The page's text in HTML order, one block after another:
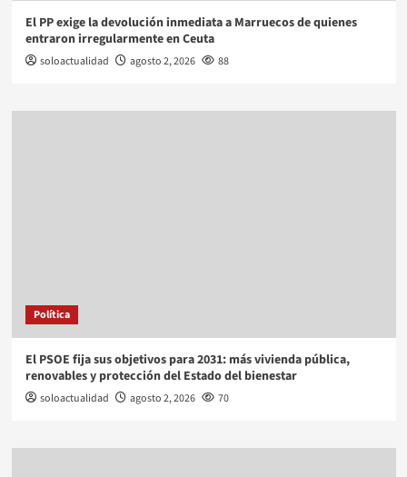
El PP exige la devolución inmediata a Marruecos de quienes
entraron irregularmente en Ceuta
soloactualidad agosto 2, 2026 88
Política
El PSOE fija sus objetivos para 2031: más vivienda pública,
renovables y protección del Estado del bienestar
soloactualidad agosto 2, 2026 70